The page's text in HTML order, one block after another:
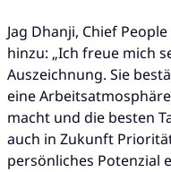
Jag Dhanji, Chief
hinzu: „Ich freue mich
Auszeichnung. Sie
eine
macht und die besten
auch in Zukunft
persönliches Potenzial